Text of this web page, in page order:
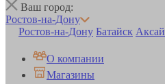
Ваш город:
Ростов-на-Дону
Ростов-на-Дону Батайск Аксай
О компании
Магазины